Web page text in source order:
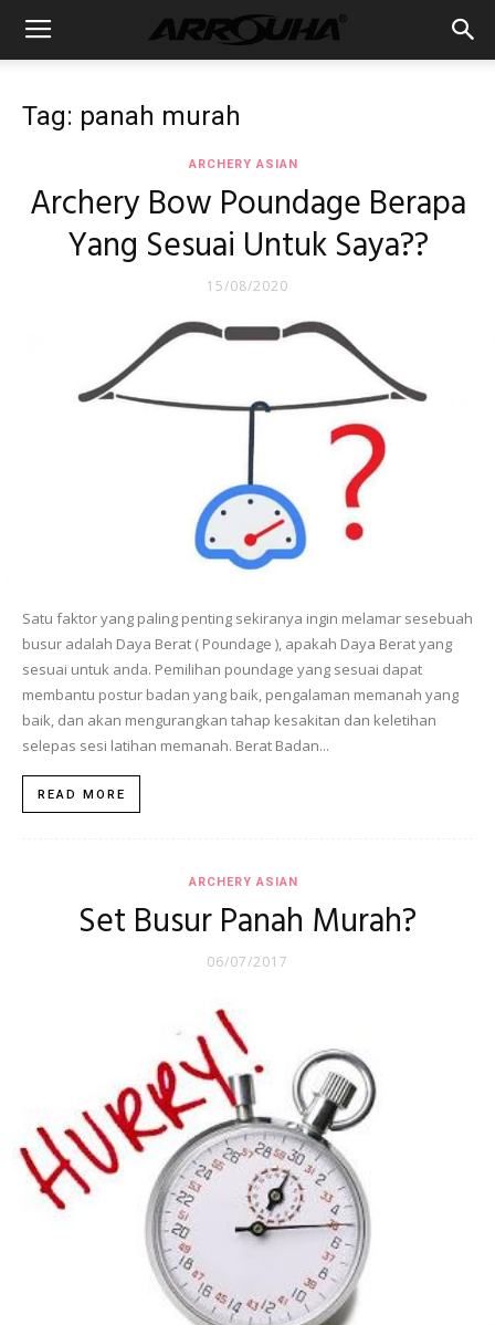
Tag: panah murah
ARCHERY ASIAN
Archery Bow Poundage Berapa
Yang Sesuai Untuk Saya??
15/08/2020
Satu faktor yang paling penting sekiranya ingin melamar sesebuah
busur adalah Daya Berat ( Poundage ), apakah Daya Berat yang
sesuai untuk anda. Pemilihan poundage yang sesuai dapat
membantu postur badan yang baik, pengalaman memanah yang
baik, dan akan mengurangkan tahap kesakitan dan keletihan
selepas sesi latihan memanah. Berat Badan...
READ MORE
ARCHERY ASIAN
Set Busur Panah Murah?
06/07/2017